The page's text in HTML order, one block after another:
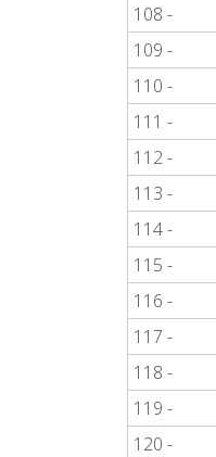
108 -
109 -
110 -
111 -
112 -
113 -
114 -
115 -
116 -
117 -
118 -
119 -
120 -